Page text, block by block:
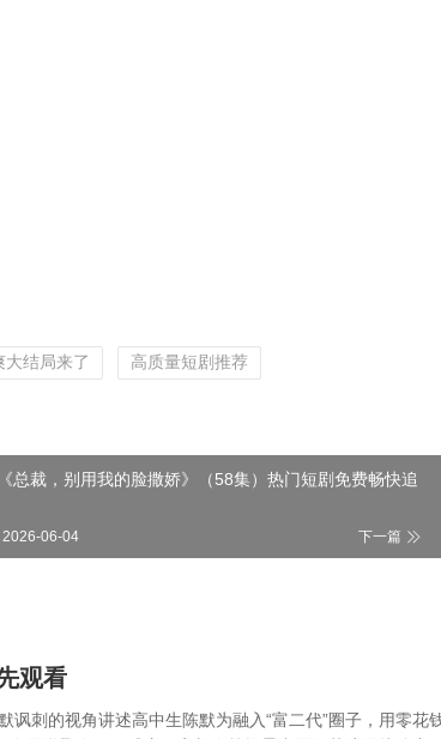
大结局来了 高质量短剧推荐
《总裁，别用我的脸撒娇》（58集）热门短剧免费畅快追
2026-06-04 下一篇
观看
讽刺的视角讲述高中生陈默为融入“富二代”圈子，用零花